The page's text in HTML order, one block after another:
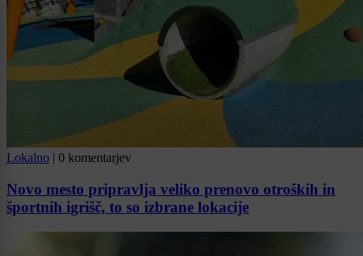
Lokalno | 0 komentarjev
Novo mesto pripravlja veliko prenovo otroških in
športnih igrišč, to so izbrane lokacije